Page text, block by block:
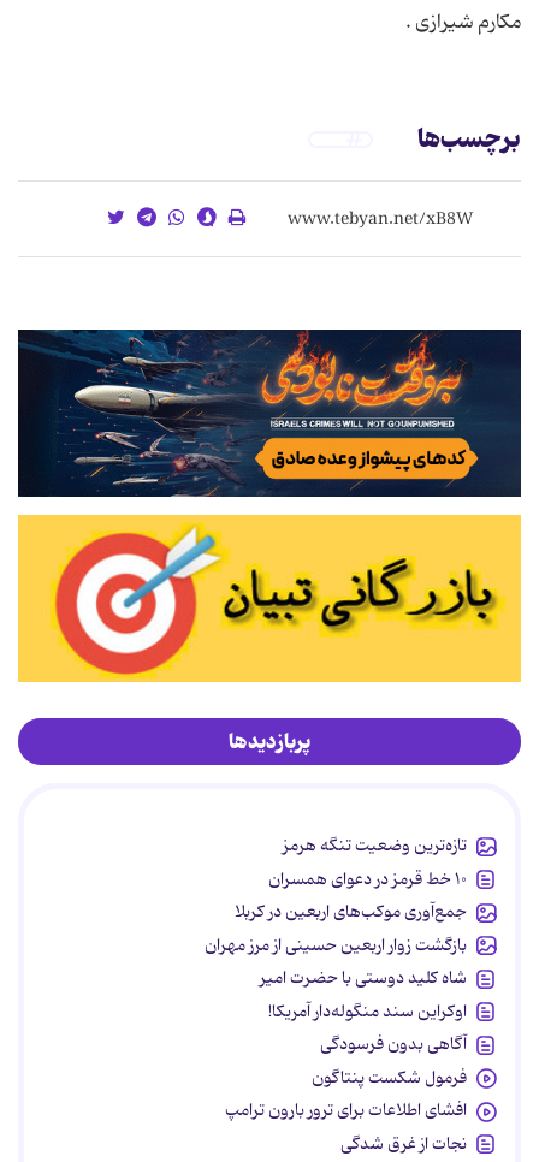
مكارم شیرازی .
برچسب‌ها
پربازدیدها
تازه‌ترین وضعیت تنگه هرمز
۱۰ خط قرمز در دعوای همسران
جمع‌آوری موکب‌های اربعین در کربلا
بازگشت زوار اربعین حسینی از مرز مهران
شاه کلید دوستی با حضرت امیر
اوکراین سند منگوله‌دار آمریکا!
آگاهی بدون فرسودگی
فرمول شکست پنتاگون
افشای اطلاعات برای ترور بارون ترامپ
نجات از غرق شدگی